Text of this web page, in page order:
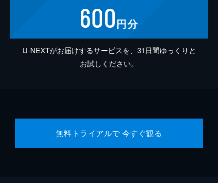
600円分
U-NEXTがお届けするサービスを、31日間ゆっくりと
お試しください。
無料トライアルで 今すぐ観る